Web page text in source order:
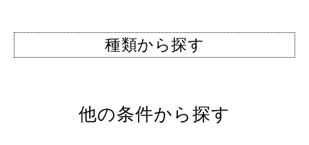
種類から探す
他の条件から探す